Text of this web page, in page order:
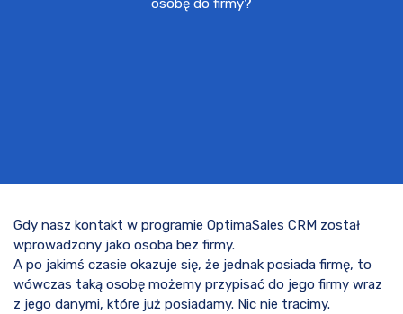
osobę do firmy?
Gdy nasz kontakt w programie OptimaSales CRM został
wprowadzony jako osoba bez firmy.
A po jakimś czasie okazuje się, że jednak posiada firmę, to
wówczas taką osobę możemy przypisać do jego firmy wraz
z jego danymi, które już posiadamy. Nic nie tracimy.